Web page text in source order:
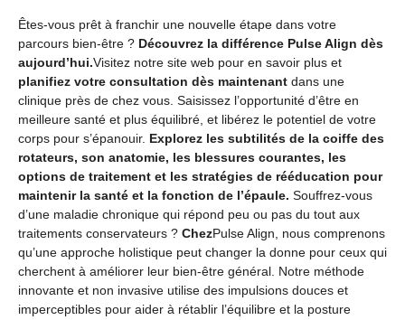
Êtes-vous prêt à franchir une nouvelle étape dans votre
parcours bien-être ? Découvrez la différence Pulse Align dès
aujourd’hui.Visitez notre site web pour en savoir plus et
planifiez votre consultation dès maintenant dans une
clinique près de chez vous. Saisissez l’opportunité d’être en
meilleure santé et plus équilibré, et libérez le potentiel de votre
corps pour s’épanouir. Explorez les subtilités de la coiffe des
rotateurs, son anatomie, les blessures courantes, les
options de traitement et les stratégies de rééducation pour
maintenir la santé et la fonction de l’épaule. Souffrez-vous
d’une maladie chronique qui répond peu ou pas du tout aux
traitements conservateurs ? ChezPulse Align, nous comprenons
qu’une approche holistique peut changer la donne pour ceux qui
cherchent à améliorer leur bien-être général. Notre méthode
innovante et non invasive utilise des impulsions douces et
imperceptibles pour aider à rétablir l’équilibre et la posture